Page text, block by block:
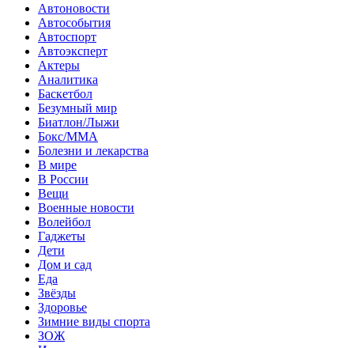
Автоновости
Автособытия
Автоспорт
Автоэксперт
Актеры
Аналитика
Баскетбол
Безумный мир
Биатлон/Лыжи
Бокс/MMA
Болезни и лекарства
В мире
В России
Вещи
Военные новости
Волейбол
Гаджеты
Дети
Дом и сад
Еда
Звёзды
Здоровье
Зимние виды спорта
ЗОЖ